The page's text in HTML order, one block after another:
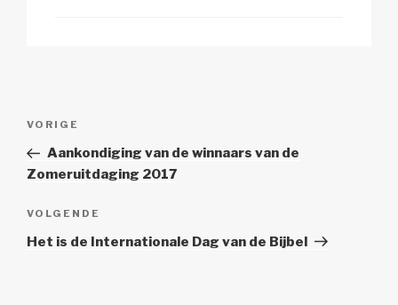
Vorig
bericht
VORIGE
Aankondiging van de winnaars van de
Zomeruitdaging 2017
Volgend
Bericht
VOLGENDE
Het is de Internationale Dag van de Bijbel